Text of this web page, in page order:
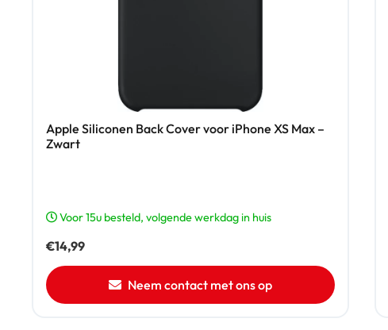
Apple Siliconen Back Cover voor iPhone XS Max –
Zwart
Voor 15u besteld, volgende werkdag in huis
€14,99
Neem contact met ons op